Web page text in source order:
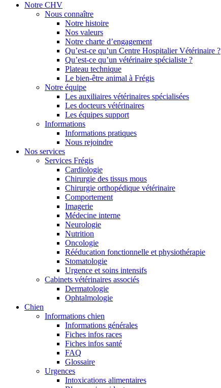
Notre CHV
Nous connaître
Notre histoire
Nos valeurs
Notre charte d’engagement
Qu’est-ce qu’un Centre Hospitalier Vétérinaire ?
Qu’est-ce qu’un vétérinaire spécialiste ?
Plateau technique
Le bien-être animal à Frégis
Notre équipe
Les auxiliaires vétérinaires spécialisées
Les docteurs vétérinaires
Les équipes support
Informations
Informations pratiques
Nous rejoindre
Nos services
Services Frégis
Cardiologie
Chirurgie des tissus mous
Chirurgie orthopédique vétérinaire
Comportement
Imagerie
Médecine interne
Neurologie
Nutrition
Oncologie
Rééducation fonctionnelle et physiothérapie
Stomatologie
Urgence et soins intensifs
Cabinets vétérinaires associés
Dermatologie
Ophtalmologie
Chien
Informations chien
Informations générales
Fiches infos races
Fiches infos santé
FAQ
Glossaire
Urgences
Intoxications alimentaires